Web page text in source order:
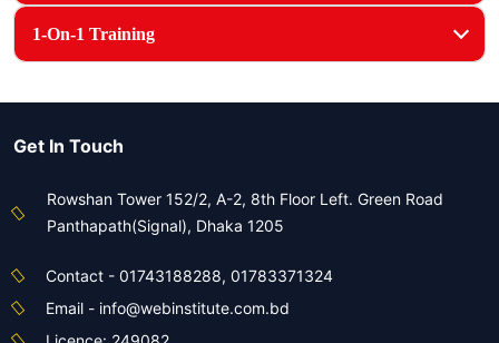
1-On-1 Training
Get In Touch
Rowshan Tower 152/2, A-2, 8th Floor Left. Green Road
Panthapath(Signal), Dhaka 1205
Contact - 01743188288, 01783371324
Email - info@webinstitute.com.bd